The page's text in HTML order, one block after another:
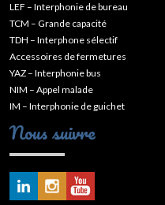
LEF – Interphonie de bureau
TCM – Grande capacité
TDH – Interphone sélectif
Accessoires de fermetures
YAZ – Interphonie bus
NIM – Appel malade
IM – Interphonie de guichet
Nous suivre